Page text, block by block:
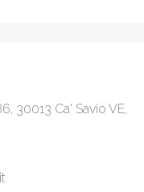
30013 Ca' Savio VE,